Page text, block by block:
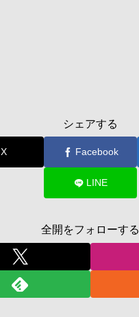
シェアする
X Facebook
LINE
全開をフォローする